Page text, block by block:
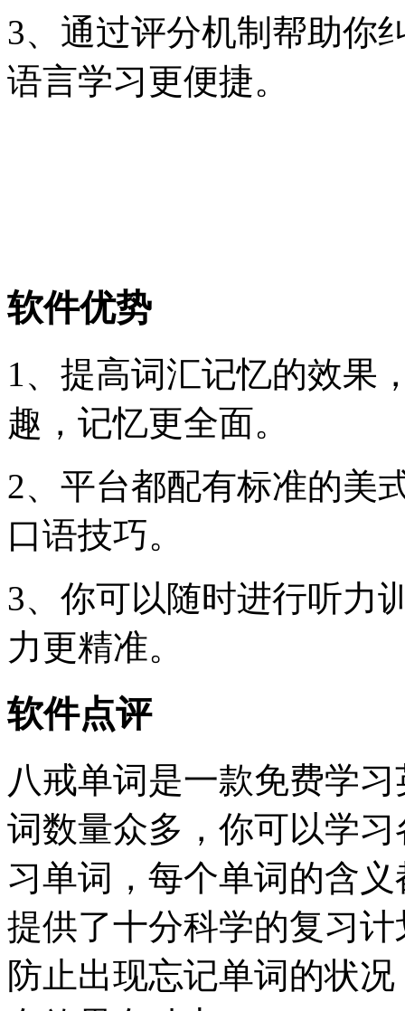
3、通过评分机制帮助你
语言学习更便捷。
软件优势
1、提高词汇记忆的效果
趣，记忆更全面。
2、平台都配有标准的美
口语技巧。
3、你可以随时进行听力
力更精准。
软件点评
八戒单词是一款免费学
词数量众多，你可以学
习单词，每个单词的含
提供了十分科学的复习
防止出现忘记单词的状